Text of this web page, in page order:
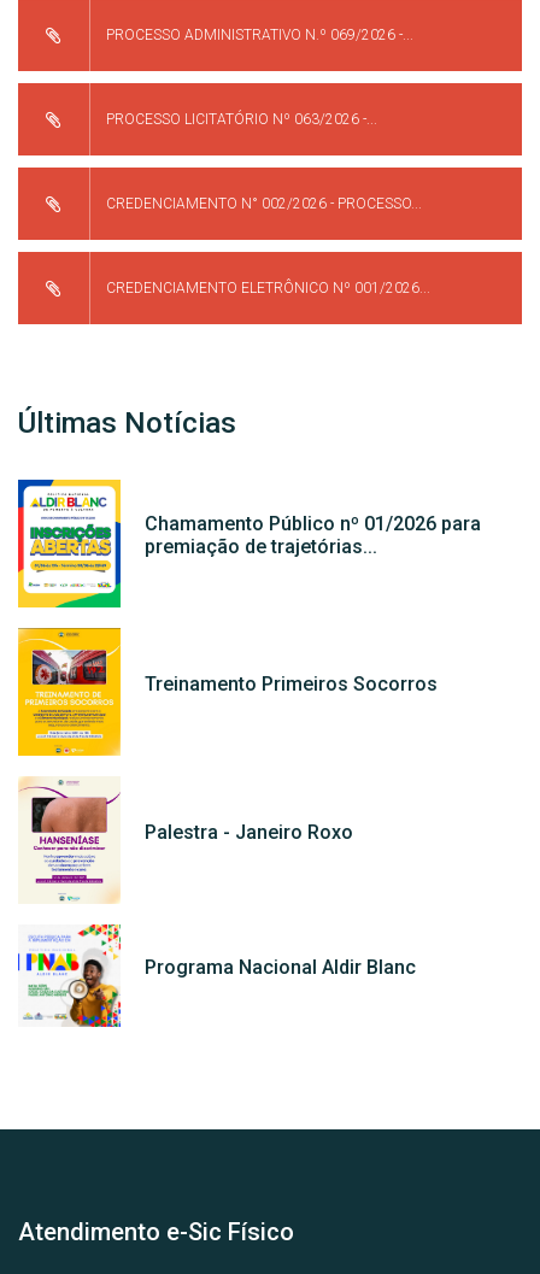
PROCESSO ADMINISTRATIVO N.º 069/2026 -...
PROCESSO LICITATÓRIO Nº 063/2026 -...
CREDENCIAMENTO N° 002/2026 - PROCESSO...
CREDENCIAMENTO ELETRÔNICO Nº 001/2026...
Últimas Notícias
Chamamento Público nº 01/2026 para
premiação de trajetórias...
Treinamento Primeiros Socorros
Palestra - Janeiro Roxo
Programa Nacional Aldir Blanc
Atendimento e-Sic Físico